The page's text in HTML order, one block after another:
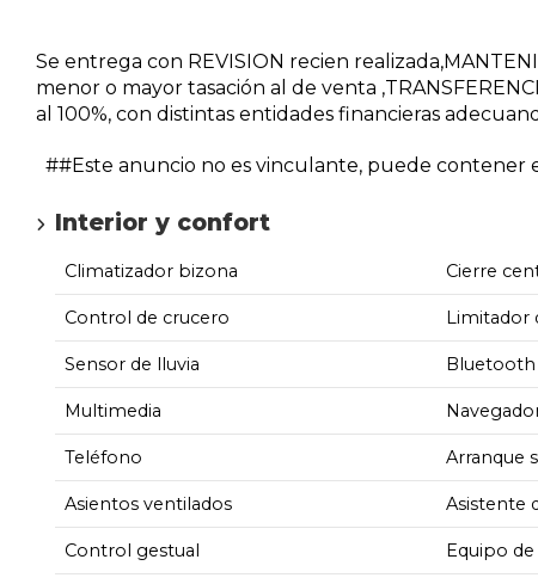
Se entrega con REVISION recien
menor o mayor tasación al de venta
al 100%, con distintas entidades financieras
##Este anuncio no es vinculante, puede
Interior y confort
Climatizador bizona Cierre
Control de crucero Limitador
Sensor de lluvia Bluetooth
Multimedia
Teléfono Arranque
Asientos ventilados Asistente
Control gestual Equipo